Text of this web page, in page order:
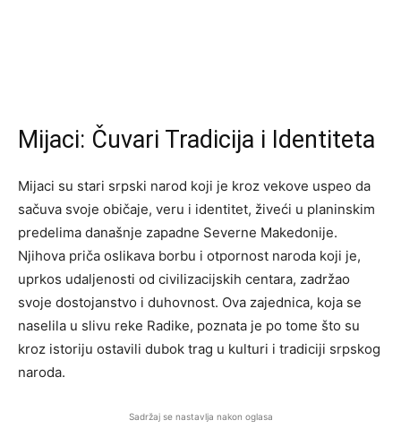
Mijaci: Čuvari Tradicija i Identiteta
Mijaci su stari srpski narod koji je kroz vekove uspeo da
sačuva svoje običaje, veru i identitet, živeći u planinskim
predelima današnje zapadne Severne Makedonije.
Njihova priča oslikava borbu i otpornost naroda koji je,
uprkos udaljenosti od civilizacijskih centara, zadržao
svoje dostojanstvo i duhovnost. Ova zajednica, koja se
naselila u slivu reke Radike, poznata je po tome što su
kroz istoriju ostavili dubok trag u kulturi i tradiciji srpskog
naroda.
Sadržaj se nastavlja nakon oglasa